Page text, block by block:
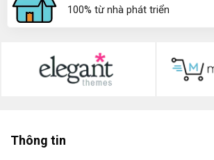
100% từ nhà phát triển
Thông tin